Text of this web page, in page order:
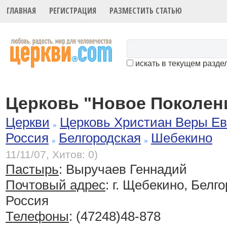
ГЛАВНАЯ РЕГИСТРАЦИЯ РАЗМЕСТИТЬ СТАТЬЮ
искать в текущем
Церковь "Новое
Церкви
Церковь Христиан Веры
Россия
Белгородская Шебекино
11/11/07, Хитов: 0)
Пастырь: Выручаев Геннадий
Почтовый адрес: г. Щебекино,
Россия
Телефоны: (47248)48-878